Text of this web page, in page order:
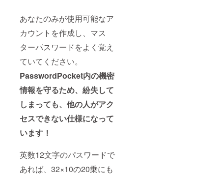
あなたのみが使用可能なア
カウントを作成し、マス
ターパスワードをよく覚え
ていてください。
PasswordPocket内の機密
情報を守るため、紛失して
しまっても、他の人がアク
セスできない仕様になって
います！
英数12文字のパスワードで
あれば、32×10の20乗にも